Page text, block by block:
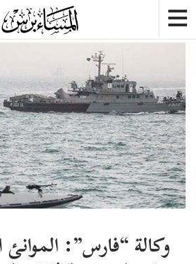
وكالة “فارس”: الموانئ